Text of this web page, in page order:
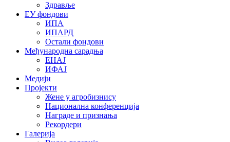
Здравље
ЕУ фондови
ИПА
ИПАРД
Остали фондови
Међународна сарадња
ЕНАЈ
ИФАЈ
Медији
Пројекти
Жене у агробизнису
Национална конференција
Награде и признања
Рекордери
Галерија